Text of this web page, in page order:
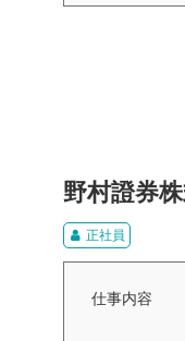
野村證券
正社員
仕事内容